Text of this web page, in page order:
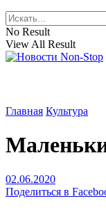
No Result
View All Result
Главная Культура
02.06.2020
Поделиться в